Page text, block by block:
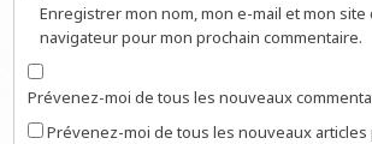
Enregistrer mon nom, mon e-mail et mon site
navigateur pour mon prochain commentaire.
Prévenez-moi de tous les nouveaux
Prévenez-moi de tous les nouveaux articles